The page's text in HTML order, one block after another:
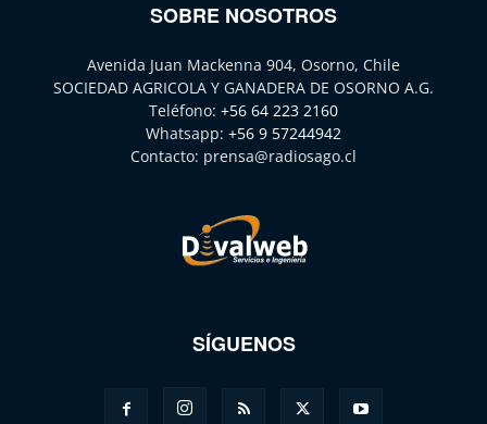
SOBRE NOSOTROS
Avenida Juan Mackenna 904, Osorno, Chile
SOCIEDAD AGRICOLA Y GANADERA DE OSORNO A.G.
Teléfono: +56 64 223 2160
Whatsapp: +56 9 57244942
Contacto: prensa@radiosago.cl
SÍGUENOS